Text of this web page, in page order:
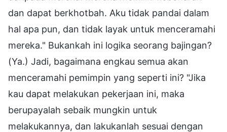
dan dapat berkhotbah. Aku tidak pandai dalam
hal apa pun, dan tidak layak untuk menceramahi
mereka." Bukankah ini logika seorang bajingan?
(Ya.) Jadi, bagaimana engkau semua akan
menceramahi pemimpin yang seperti ini? "Jika
kau dapat melakukan pekerjaan ini, maka
berupayalah sebaik mungkin untuk
melakukannya, dan lakukanlah sesuai dengan